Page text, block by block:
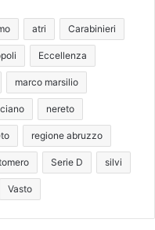
atri Carabinieri
Eccellenza
marco marsilio
nereto
regione abruzzo
Serie D silvi
Vasto